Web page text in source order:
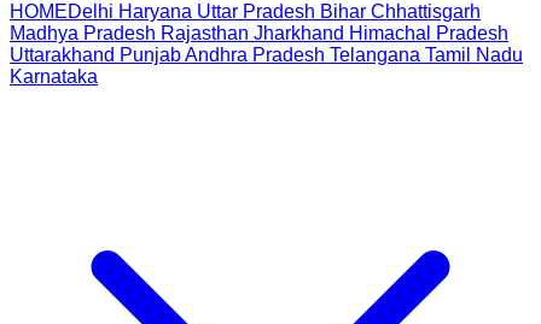
HOMEDelhi Haryana Uttar Pradesh Bihar Chhattisgarh
Madhya Pradesh Rajasthan Jharkhand Himachal Pradesh
Uttarakhand PunjabAndhra Pradesh Telangana Tamil Nadu
Karnataka